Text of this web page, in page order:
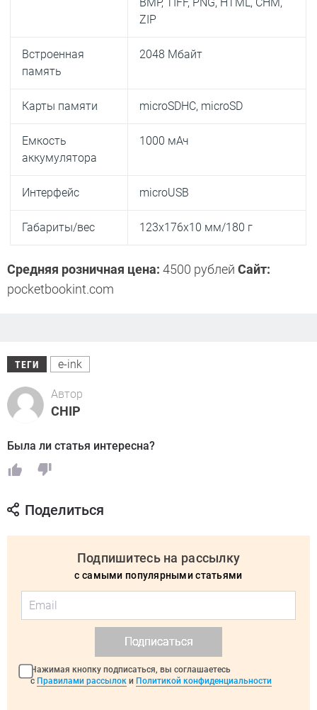
ZIP
Встроенная
память
2048 Мбайт
Карты памяти microSDHC, microSD
Емкость
аккумулятора
1000 мАч
Интерфейс micro­USB
Габариты/вес 123x176x10 мм/180 г
Средняя розничная цена: 4500 рублей Сайт:
pocketbook­int.com
ТЕГИ e-ink
Автор
CHIP
Была ли статья интересна?
Поделиться
Подпишитесь на рассылку
с самыми популярными статьями
Подписаться
Нажимая кнопку подписаться, вы соглашаетесь
с Правилами рассылок и Политикой конфиденциальности